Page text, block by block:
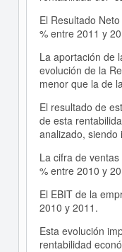
El Resultado
% entre 2011 y
La aportación de
evolución de la
menor que la de
El resultado de
de esta
analizado, siendo
La cifra de
% entre 2010 y
El EBIT de la
2010 y 2011.
Esta evolución
rentabilidad